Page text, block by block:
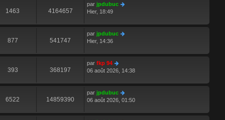
1463 4164657
par jpdubuc
Hier, 18:49
877 541747
par jpdubuc
Hier, 14:36
393 368197
par fkp 94
06 août 2026, 14:38
6522 14859390
par jpdubuc
06 août 2026, 01:50